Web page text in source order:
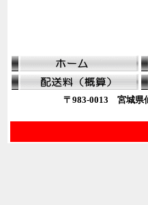
〒983-0013 宮城県